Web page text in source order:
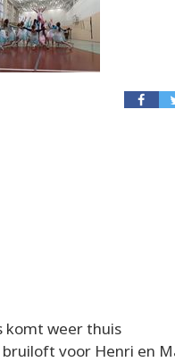
komt weer thuis
voor Henri en